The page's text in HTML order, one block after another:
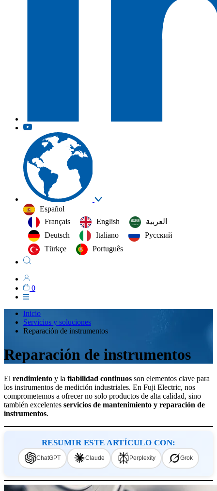
Español
Français
English
العربية‏
Deutsch
Italiano
Русский
Türkçe
Português
0
Inicio
Servicios y soluciones
Reparación de instrumentos
Reparación de instrumentos
El rendimiento y la fiabilidad continuos son elementos clave para
los instrumentos de medición industriales. En Fuji Electric, nos
comprometemos a ofrecer no solo productos de alta calidad, sino
también excelentes servicios de mantenimiento y reparación de
instrumentos.
RESUMIR ESTE ARTÍCULO CON:
ChatGPT Claude Perplexity Grok